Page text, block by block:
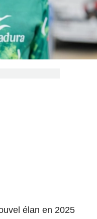
élan en 2025